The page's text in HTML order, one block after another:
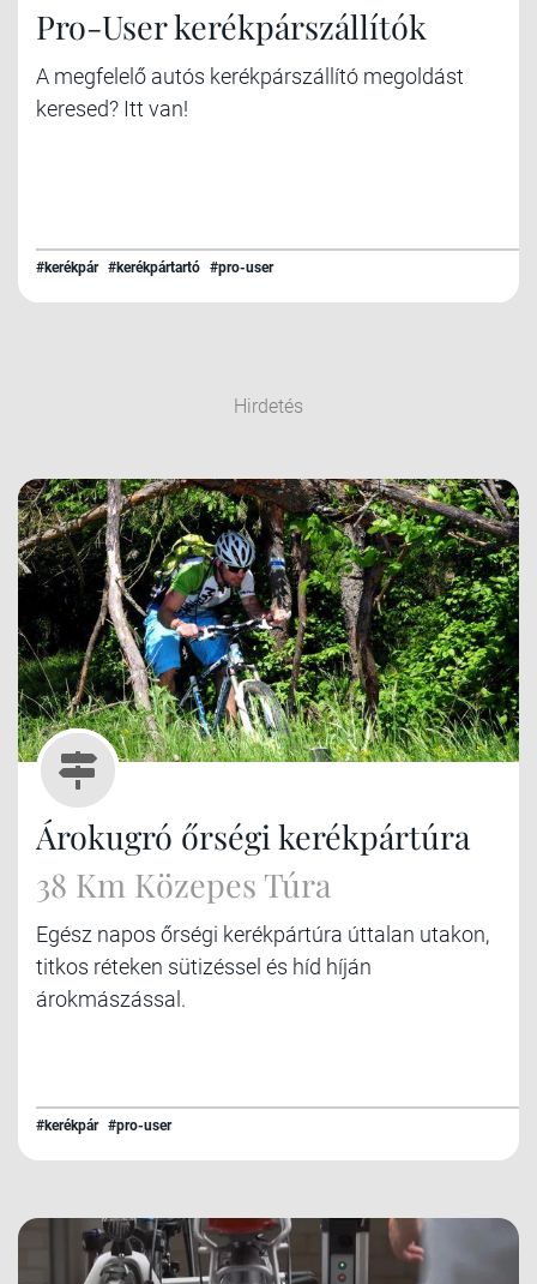
Pro-User kerékpárszállítók
A megfelelő autós kerékpárszállító megoldást
keresed? Itt van!
#kerékpár #kerékpártartó #pro-user
Hirdetés
Árokugró őrségi kerékpártúra
38 Km Közepes Túra
Egész napos őrségi kerékpártúra úttalan utakon,
titkos réteken sütizéssel és híd híján
árokmászással.
#kerékpár #pro-user